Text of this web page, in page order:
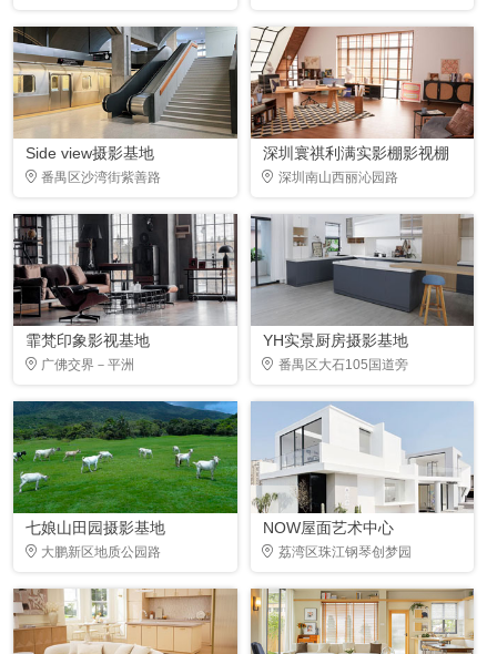
Side view摄影基地
番禺区沙湾街紫善路
深圳寰祺利满实影棚影视棚
深圳南山西丽沁园路
霏梵印象影视基地
广佛交界－平洲
YH实景厨房摄影基地
番禺区大石105国道旁
七娘山田园摄影基地
大鹏新区地质公园路
NOW屋面艺术中心
荔湾区珠江钢琴创梦园